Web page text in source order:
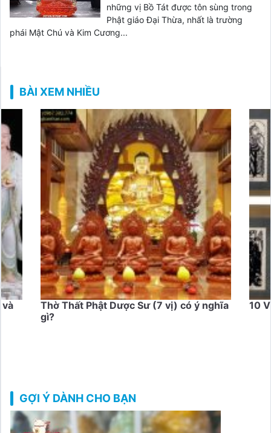
những vị Bồ Tát được tôn sùng trong
Phật giáo Đại Thừa, nhất là trường
phái Mật Chú và Kim Cương...
BÀI XEM NHIỀU
Dược Sư (7 vị) có ý nghĩa 10 Vị Đại Đệ Tử Của
GỢI Ý DÀNH CHO BẠN